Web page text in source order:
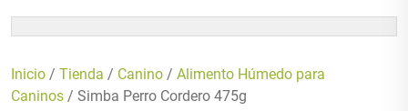
Inicio / Tienda / Canino / Alimento Húmedo para
Caninos / Simba Perro Cordero 475g